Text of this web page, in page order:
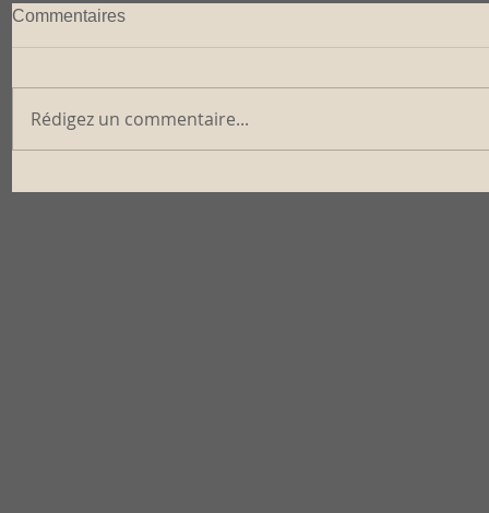
Commentaires
Rédigez un commentaire...